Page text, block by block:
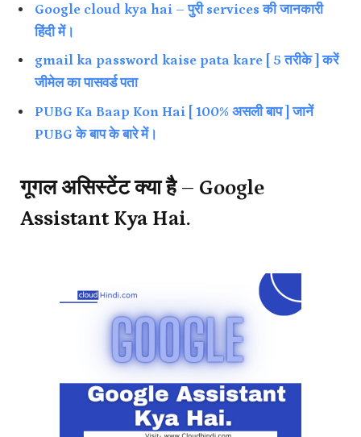
Google cloud kya hai – पुरी services की जानकारी
हिंदी में।
gmail ka password kaise pata kare [ 5 तरीके ] करें
जीमेल का पासवर्ड पता
PUBG Ka Baap Kon Hai [ 100% असली बाप ] जानें
PUBG के बाप के बारे में।
गूगल असिस्टेंट क्या है – Google
Assistant Kya Hai.